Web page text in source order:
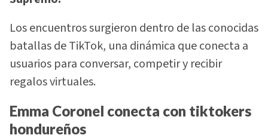
Los encuentros surgieron dentro de las conocidas
batallas de TikTok, una dinámica que conecta a
usuarios para conversar, competir y recibir
regalos virtuales.
Emma Coronel conecta con tiktokers
hondureños